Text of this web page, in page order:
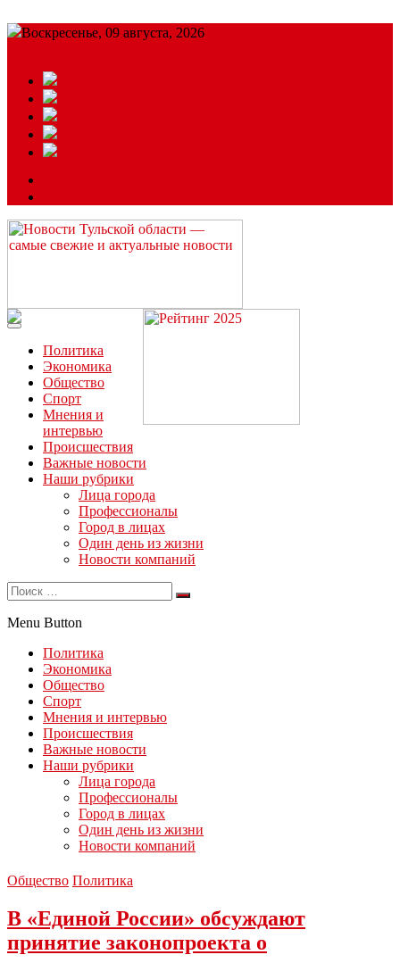
Воскресенье, 09 августа, 2026
Читайте последние новости дня в Тульской области на сайте
“ЗаНовомосковск”
Политика
Экономика
Общество
Спорт
Мнения и
интервью
Происшествия
Важные новости
Наши рубрики
Лица города
Профессионалы
Город в лицах
Один день из жизни
Новости компаний
Menu Button
Политика
Экономика
Общество
Спорт
Мнения и интервью
Происшествия
Важные новости
Наши рубрики
Лица города
Профессионалы
Город в лицах
Один день из жизни
Новости компаний
Общество Политика
В «Единой России» обсуждают
принятие законопроекта о